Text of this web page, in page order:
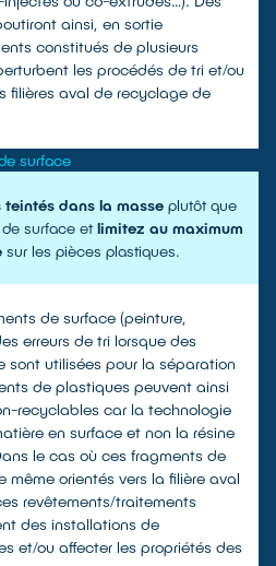
ainsi, en sortie
constitués de plusieurs
les procédés de tri et/ou
filières aval de recyclage de
surface
dans la masse plutôt que
de surface etlimitez au maximum
sur les pièces plastiques.
de surface (peinture,
erreurs de tri lorsque des
sont utilisées pour la séparation
de plastiques peuvent ainsi
recyclables car la technologie
en surface et non la résine
le cas où ces fragments de
orientés vers la filière aval
revêtements/traitements
des installations de
et/ou affecter les propriétés des